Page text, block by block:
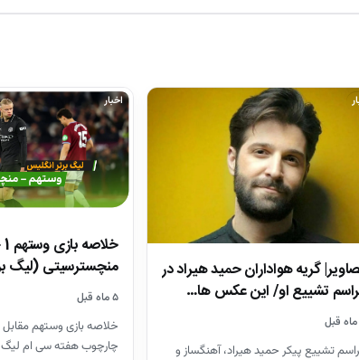
گریه هواداران حمید هیراد در
تشییع او/ این عکس ها…
تشییع پیکر حمید هیراد، آهنگساز و
اخبار
منچسترسیتی (لیگ
۵ ماه قبل
خلاصه بازی وستهم
چارچوب هفته سی ام